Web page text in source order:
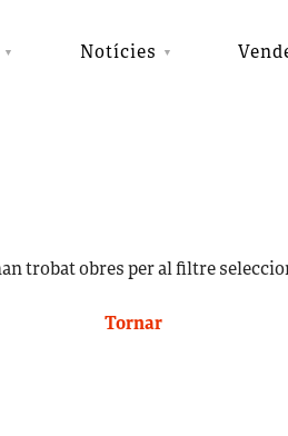
Notícies
trobat obres per al filtre
Tornar